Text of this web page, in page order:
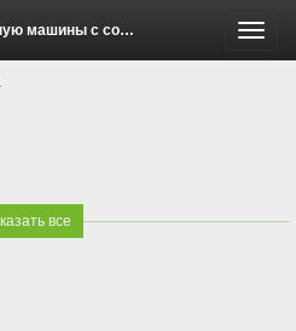
— получи скидку 20%!" (1 - 31 Мая 2026)
все